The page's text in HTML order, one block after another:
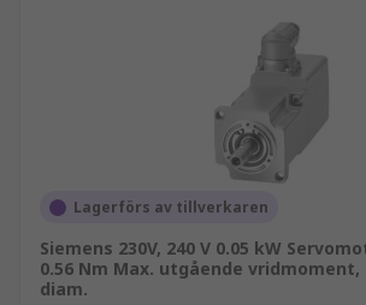
Lagerförs av tillverkaren
Siemens 230V, 240 V 0.05 kW
0.56 Nm Max. utgående vridmoment,
diam.